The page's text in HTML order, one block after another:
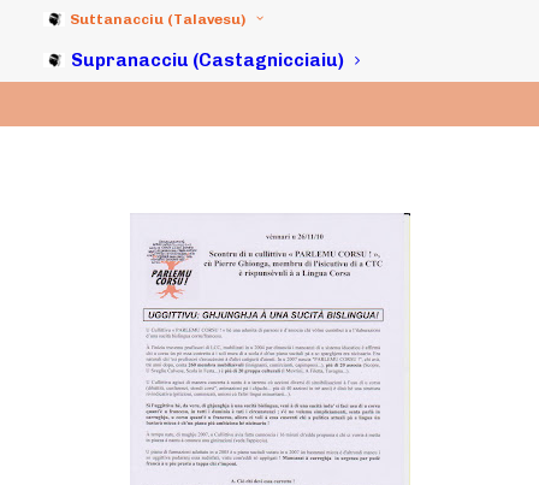
Suttanacciu (Talavesu)
Supranacciu (Castagnicciaiu)